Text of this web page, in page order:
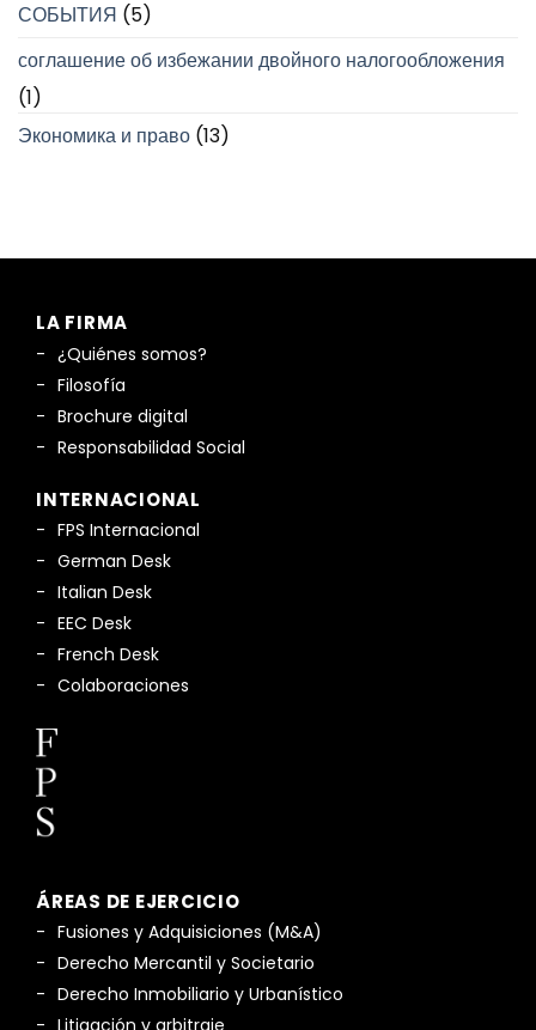
СОБЫТИЯ (5)
соглашение об избежании двойного налогообложения
(1)
Экономика и право (13)
LA FIRMA
¿Quiénes somos?
Filosofía
Brochure digital
Responsabilidad Social
INTERNACIONAL
FPS Internacional
German Desk
Italian Desk
EEC Desk
French Desk
Colaboraciones
ÁREAS DE EJERCICIO
Fusiones y Adquisiciones (M&A)
Derecho Mercantil y Societario
Derecho Inmobiliario y Urbanístico